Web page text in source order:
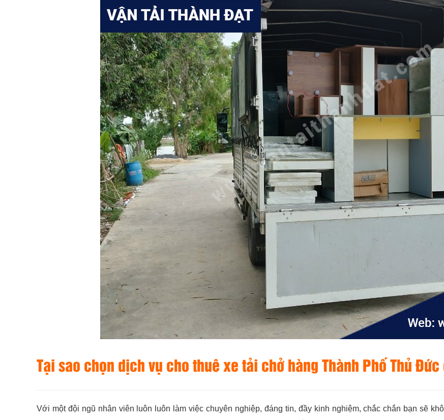
Tại sao chọn dịch vụ cho thuê xe tải chở hàng Thành Phố Thủ
Với một đội ngũ nhân viên luôn luôn làm việc chuyên nghiệp, đáng tin, đầy kinh nghiệm, chắc chắn bạn sẽ